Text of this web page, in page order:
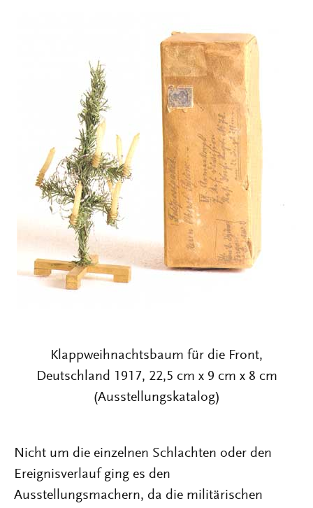
Klappweihnachtsbaum für die Front,
Deutschland 1917, 22,5 cm x 9 cm x 8 cm
(Ausstellungskatalog)
Nicht um die einzelnen Schlachten oder den
Ereignisverlauf ging es den
Ausstellungsmachern, da die militärischen